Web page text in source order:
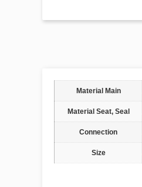
Material Main
Material Seat, Seal
Connection
Size